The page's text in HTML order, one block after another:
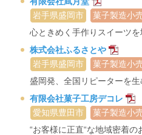
岩手県盛岡市
菓子製造小
心ときめく手作りスイーツ
株式会社ふるさとや
岩手県盛岡市
菓子製造小
盛岡発、全国リピーターを
有限会社菓子工房デコレ
愛知県豊田市
菓子製造小
“お客様に正直“な地域密着の